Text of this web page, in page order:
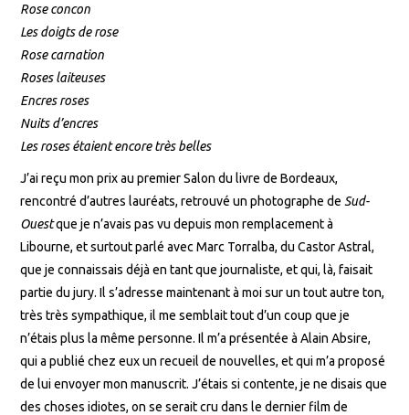
Rose concon
Les doigts de rose
Rose carnation
Roses laiteuses
Encres roses
Nuits d’encres
Les roses étaient encore très belles
J’ai reçu mon prix au premier Salon du livre de Bordeaux,
rencontré d’autres lauréats, retrouvé un photographe de Sud-
Ouestque je n’avais pas vu depuis mon remplacement à
Libourne, et surtout parlé avec Marc Torralba, du Castor Astral,
que je connaissais déjà en tant que journaliste, et qui, là, faisait
partie du jury. Il s’adresse maintenant à moi sur un tout autre ton,
très très sympathique, il me semblait tout d’un coup que je
n’étais plus la même personne. Il m’a présentée à Alain Absire,
qui a publié chez eux un recueil de nouvelles, et qui m’a proposé
de lui envoyer mon manuscrit. J’étais si contente, je ne disais que
des choses idiotes, on se serait cru dans le dernier film de